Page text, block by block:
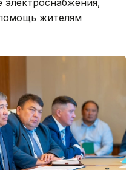
электроснабжения,
жителям